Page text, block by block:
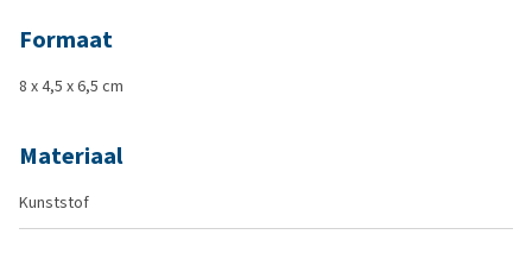
Formaat
8 x 4,5 x 6,5 cm
Materiaal
Kunststof